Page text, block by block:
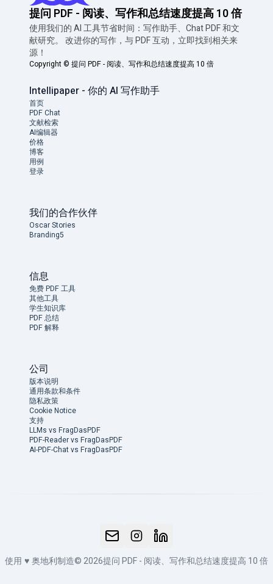
提问 PDF - 阅读、写作和总结速度提高 10 倍
使用我们的 AI 工具节省时间：写作助手、Chat PDF 和文
献研究。 改进你的写作，与 PDF 互动，立即找到相关来
源！
Copyright © 提问 PDF - 阅读、写作和总结速度提高 10 倍
Intellipaper - 你的 AI 写作助手
首页
PDF Chat
文献检索
AI编辑器
价格
博客
用例
登录
我们的合作伙伴
Oscar Stories
Branding5
信息
免费 PDF 工具
其他工具
学生知识库
PDF 总结
PDF 解释
公司
版本说明
通用条款和条件
隐私政策
Cookie Notice
支持
LLMs vs FragDasPDF
PDF-Reader vs FragDasPDF
AI-PDF-Chat vs FragDasPDF
使用 ♥奥地利制造© 2026提问 PDF - 阅读、写作和总结速度提高 10 倍